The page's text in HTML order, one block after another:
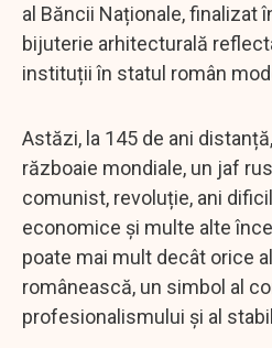
al Băncii Naționale, finalizat
bijuterie arhitecturală
instituții în statul român
Astăzi, la 145 de ani
războaie mondiale, un jaf
comunist, revoluție, ani
economice și multe alte
poate mai mult decât orice
românească, un simbol al
profesionalismului și al